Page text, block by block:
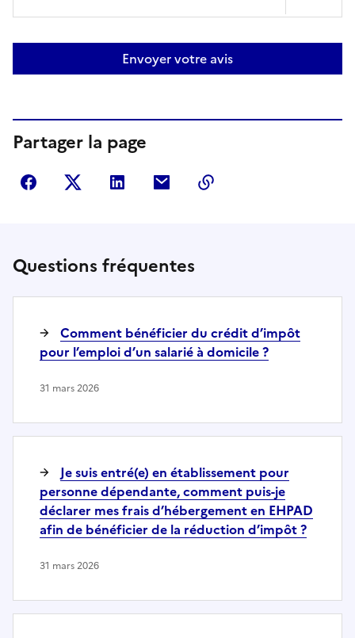
Envoyer votre avis
Partager la page
Partager sur Facebook
Partager sur Twitter
Partager sur LinkedIn
Partager par courriel
Questions fréquentes
Comment bénéficier du crédit d’impôt
pour l’emploi d’un salarié à domicile ?
31 mars 2026
Je suis entré(e) en établissement pour
personne dépendante, comment puis-je
déclarer mes frais d’hébergement en EHPAD
afin de bénéficier de la réduction d’impôt ?
31 mars 2026